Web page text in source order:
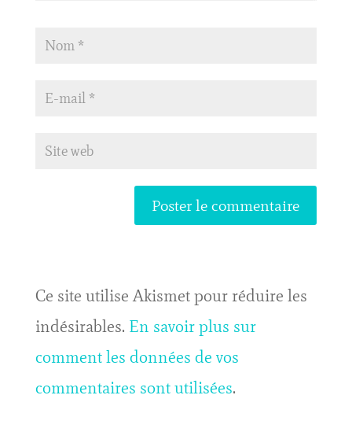
Ce site utilise Akismet pour réduire les
indésirables. En savoir plus sur
comment les données de vos
commentaires sont utilisées.